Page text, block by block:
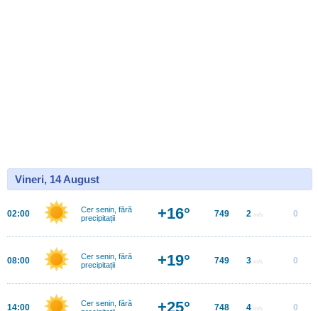
Vineri, 14 August
02:00
Cer senin, fără
precipitații
+16° 749 2 m/s 0
08:00
Cer senin, fără
precipitații
+19° 749 3 m/s 0
14:00
Cer senin, fără
+25° 748 4 m/s 0